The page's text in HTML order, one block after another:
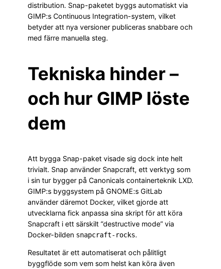
distribution. Snap-paketet byggs automatiskt via
GIMP:s Continuous Integration-system, vilket
betyder att nya versioner publiceras snabbare och
med färre manuella steg.
Tekniska hinder –
och hur GIMP löste
dem
Att bygga Snap-paket visade sig dock inte helt
trivialt. Snap använder Snapcraft, ett verktyg som
i sin tur bygger på Canonicals containerteknik LXD.
GIMP:s byggsystem på GNOME:s GitLab
använder däremot Docker, vilket gjorde att
utvecklarna fick anpassa sina skript för att köra
Snapcraft i ett särskilt “destructive mode” via
Docker-bilden snapcraft-rocks.
Resultatet är ett automatiserat och pålitligt
byggflöde som vem som helst kan köra även